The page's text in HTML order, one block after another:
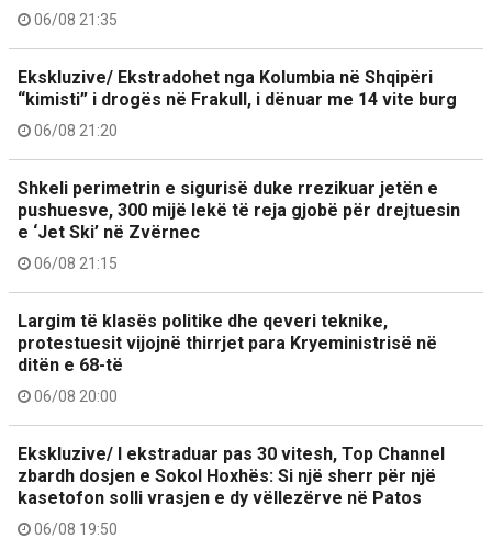
06/08 21:35
Ekskluzive/ Ekstradohet nga Kolumbia në Shqipëri
“kimisti” i drogës në Frakull, i dënuar me 14 vite burg
06/08 21:20
Shkeli perimetrin e sigurisë duke rrezikuar jetën e
pushuesve, 300 mijë lekë të reja gjobë për drejtuesin
e ‘Jet Ski’ në Zvërnec
06/08 21:15
Largim të klasës politike dhe qeveri teknike,
protestuesit vijojnë thirrjet para Kryeministrisë në
ditën e 68-të
06/08 20:00
Ekskluzive/ I ekstraduar pas 30 vitesh, Top Channel
zbardh dosjen e Sokol Hoxhës: Si një sherr për një
kasetofon solli vrasjen e dy vëllezërve në Patos
06/08 19:50